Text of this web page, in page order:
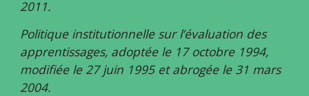
2011.
Politique institutionnelle sur l’évaluation des
apprentissages, adoptée le 17 octobre 1994,
modifiée le 27 juin 1995 et abrogée le 31 mars
2004.